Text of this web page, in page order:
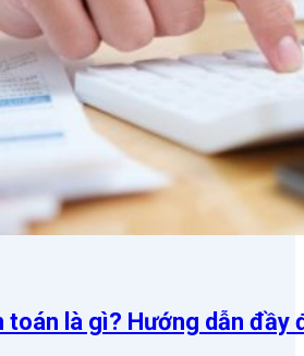
toán là gì? Hướng dẫn đầy